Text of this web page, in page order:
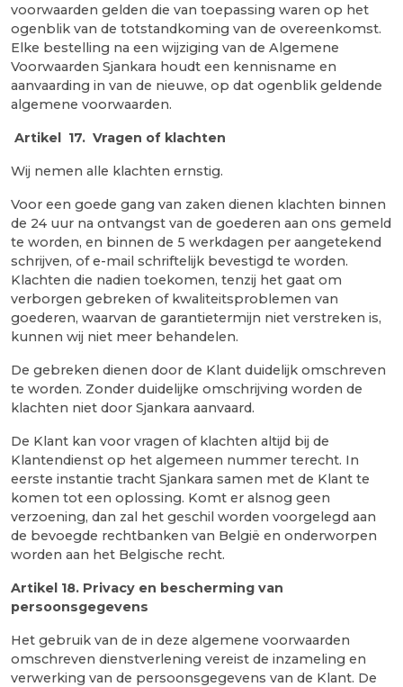
voorwaarden gelden die van toepassing waren op het
ogenblik van de totstandkoming van de overeenkomst.
Elke bestelling na een wijziging van de Algemene
Voorwaarden Sjankara houdt een kennisname en
aanvaarding in van de nieuwe, op dat ogenblik geldende
algemene voorwaarden.
Artikel 17. Vragen of klachten
Wij nemen alle klachten ernstig.
Voor een goede gang van zaken dienen klachten binnen
de 24 uur na ontvangst van de goederen aan ons gemeld
te worden, en binnen de 5 werkdagen per aangetekend
schrijven, of e-mail schriftelijk bevestigd te worden.
Klachten die nadien toekomen, tenzij het gaat om
verborgen gebreken of kwaliteitsproblemen van
goederen, waarvan de garantietermijn niet verstreken is,
kunnen wij niet meer behandelen.
De gebreken dienen door de Klant duidelijk omschreven
te worden. Zonder duidelijke omschrijving worden de
klachten niet door Sjankara aanvaard.
De Klant kan voor vragen of klachten altijd bij de
Klantendienst op het algemeen nummer terecht. In
eerste instantie tracht Sjankara samen met de Klant te
komen tot een oplossing. Komt er alsnog geen
verzoening, dan zal het geschil worden voorgelegd aan
de bevoegde rechtbanken van België en onderworpen
worden aan het Belgische recht.
Artikel 18. Privacy en bescherming van
persoonsgegevens
Het gebruik van de in deze algemene voorwaarden
omschreven dienstverlening vereist de inzameling en
verwerking van de persoonsgegevens van de Klant. De